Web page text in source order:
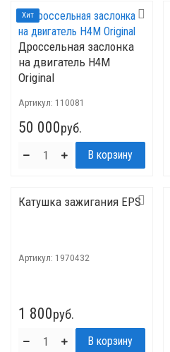
Хит
Дроссельная заслонка
на двигатель H4M
Original
Артикул: 110081
50 000руб.
Катушка зажигания EPS
Артикул: 1970432
1 800руб.